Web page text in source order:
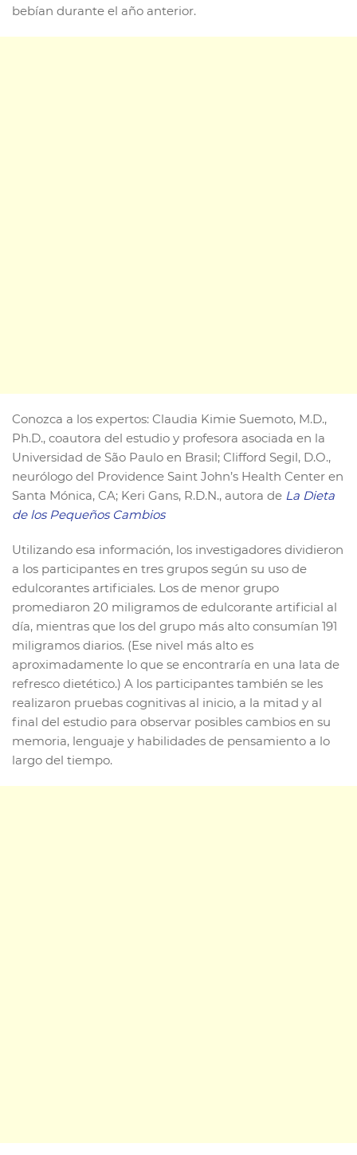
bebían durante el año anterior.
Conozca a los expertos: Claudia Kimie Suemoto, M.D.,
Ph.D., coautora del estudio y profesora asociada en la
Universidad de São Paulo en Brasil; Clifford Segil, D.O.,
neurólogo del Providence Saint John’s Health Center en
Santa Mónica, CA; Keri Gans, R.D.N., autora de La Dieta
de los Pequeños Cambios
Utilizando esa información, los investigadores dividieron
a los participantes en tres grupos según su uso de
edulcorantes artificiales. Los de menor grupo
promediaron 20 miligramos de edulcorante artificial al
día, mientras que los del grupo más alto consumían 191
miligramos diarios. (Ese nivel más alto es
aproximadamente lo que se encontraría en una lata de
refresco dietético.) A los participantes también se les
realizaron pruebas cognitivas al inicio, a la mitad y al
final del estudio para observar posibles cambios en su
memoria, lenguaje y habilidades de pensamiento a lo
largo del tiempo.